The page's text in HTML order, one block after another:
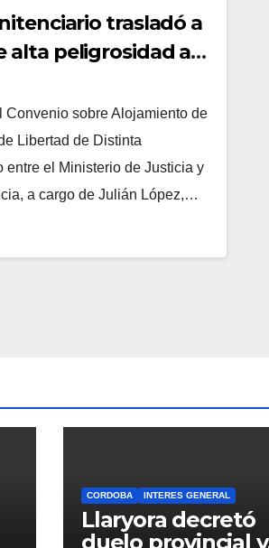
trasladó a
alta peligrosidad a
Convenio sobre Alojamiento de
Libertad de Distinta
entre el Ministerio de Justicia y
a cargo de Julián López,…
CORDOBA INTERES GENERAL
Llaryora decretó
duelo provincial y